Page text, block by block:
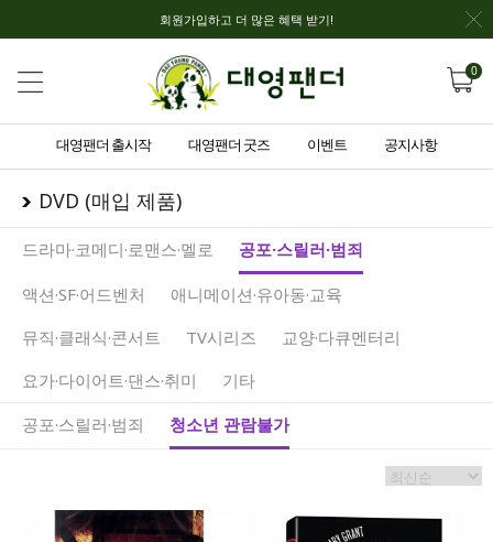
회원가입하고 더 많은 혜택 받기!
0
대영팬더 출시작 대영팬더 굿즈 이벤트 공지사항
DVD (매입 제품)
드라마·코메디·로맨스·멜로 공포·스릴러·범죄
액션·SF·어드벤처
애니메이션·유아동·교육
뮤직·클래식·콘서트
TV시리즈
교양·다큐멘터리
요가·다이어트·댄스·취미
기타
공포·스릴러·범죄
청소년 관람불가